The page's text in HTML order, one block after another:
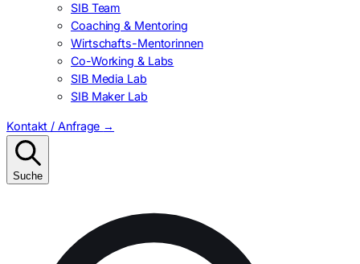
SIB Team
Coaching & Mentoring
Wirtschafts-Mentorinnen
Co-Working & Labs
SIB Media Lab
SIB Maker Lab
Kontakt / Anfrage →
Suche